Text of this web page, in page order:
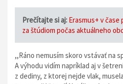
Prečítajte si aj: Erasmus+ v
za štúdiom počas aktuálneho
,,Ráno nemusím skoro vstávať na
A výhodu vidím napríklad aj v
z dediny, z ktorej nejde vlak,